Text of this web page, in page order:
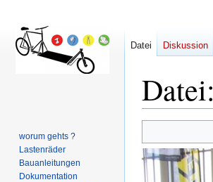
Datei:
Navigation
springen
Suche
springen
Datei Diskussion
worum gehts ?
Lastenräder
Bauanleitungen
Dokumentation